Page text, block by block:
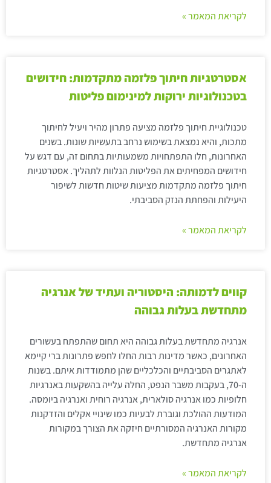
לקריאת המאמר »
אסטרטגיות חיתוך פלזמה מתקדמות: חידושים
בטכנולוגיות ירוקות למינימום פליטות
טכנולוגיית חיתוך פלזמה מציעה פתרון מהיר ויעיל לחיתוך
מתכות, והיא נמצאת בשימוש נרחב בתעשיות שונות. בשנים
האחרונות, חלו התפתחויות משמעותיות בתחום זה, עם דגש על
חידושים המפחיתים את הפליטות הנלוות לתהליך. אסטרטגיות
חיתוך פלזמה מתקדמות מציעות שיטות חדשות לשיפור
היעילות והפחתת הנזק הסביבתי.
לקריאת המאמר »
קווים לדמותה: היסטוריה ועתיד של אנרגיה
מתחדשת בעלות גבוהה
אנרגיה מתחדשת בעלות גבוהה היא תחום שהתפתח בעשורים
האחרונים, כאשר מדינות רבות החלו לחפש פתרונות ברי קיימא
לאתגרים הסביבתיים והכלכליים שהן מתמודדות איתם. בשנות
ה-70, בעקבות משבר הנפט, החלה עלייה בהשקעות באנרגיות
חלופיות כמו אנרגיה סולארית, אנרגיה רוחית ואנרגיה ביומסה.
המודעות ההולכת וגוברת לבעיות כמו שינויי אקלים והזדקנות
מקורות האנרגיה המסורתיים חיזקה את הצורך במקורות
אנרגיה מתחדשת.
לקריאת המאמר »